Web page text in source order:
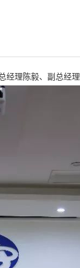
理陈毅、副总经